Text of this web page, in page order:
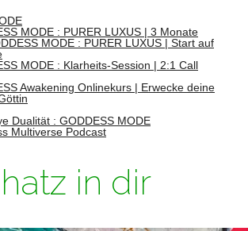
MODE : PURER LUXUS | 3 Monate
MODE : PURER LUXUS | Start auf
MODE : Klarheits-Session | 2:1 Call
Awakening Onlinekurs | Erwecke deine
Dualität : GODDESS MODE
Multiverse Podcast
in dir